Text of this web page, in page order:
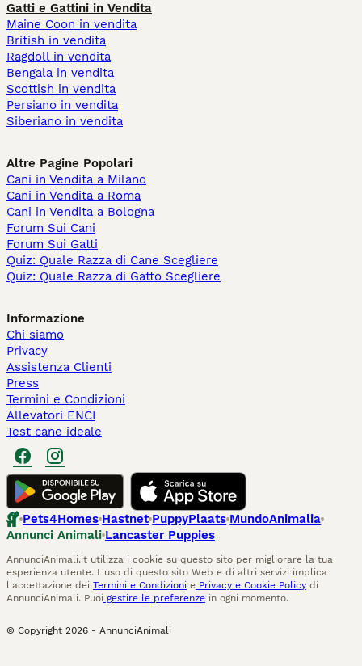
Gatti e Gattini in Vendita
Maine Coon in vendita
British in vendita
Ragdoll in vendita
Bengala in vendita
Scottish in vendita
Persiano in vendita
Siberiano in vendita
Altre Pagine Popolari
Cani in Vendita a Milano
Cani in Vendita a Roma
Cani in Vendita a Bologna
Forum Sui Cani
Forum Sui Gatti
Quiz: Quale Razza di Cane Scegliere
Quiz: Quale Razza di Gatto Scegliere
Informazione
Chi siamo
Privacy
Assistenza Clienti
Press
Termini e Condizioni
Allevatori ENCI
Test cane ideale
Pets4Homes Hastnet PuppyPlaats MundoAnimalia
Annunci Animali Lancaster Puppies
AnnunciAnimali.it utilizza i cookie su questo sito per migliorare la tua
esperienza utente. L'uso di questo sito Web e di altri servizi implica
l'accettazione dei Termini e Condizioni e Privacy e Cookie Policy di
AnnunciAnimali. Puoi gestire le preferenze in ogni momento.
© Copyright 2026 - AnnunciAnimali